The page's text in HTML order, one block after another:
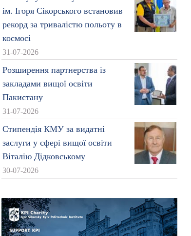
ім. Ігоря Сікорського встановив
рекорд за тривалістю польоту в
космосі
31-07-2026
Розширення партнерства із
закладами вищої освіти
Пакистану
31-07-2026
Стипендія КМУ за видатні
заслуги у сфері вищої освіти
Віталію Дідковському
30-07-2026